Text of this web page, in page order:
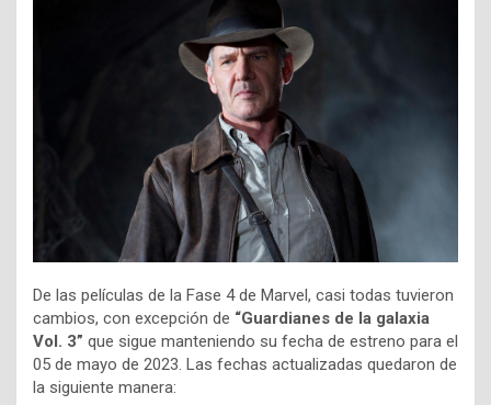
De las películas de la Fase 4 de Marvel, casi todas tuvieron
cambios, con excepción de “Guardianes de la galaxia
Vol. 3” que sigue manteniendo su fecha de estreno para el
05 de mayo de 2023. Las fechas actualizadas quedaron de
la siguiente manera: